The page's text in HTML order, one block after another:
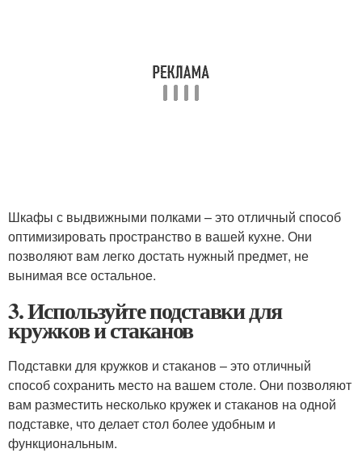
Шкафы с выдвижными полками – это отличный способ
оптимизировать пространство в вашей кухне. Они
позволяют вам легко достать нужный предмет, не
вынимая все остальное.
3. Используйте подставки для
кружков и стаканов
Подставки для кружков и стаканов – это отличный
способ сохранить место на вашем столе. Они позволяют
вам разместить несколько кружек и стаканов на одной
подставке, что делает стол более удобным и
функциональным.